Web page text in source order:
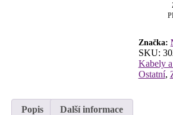
Značka:
SKU:
Kabely
Ostatní,
Popis Další informace